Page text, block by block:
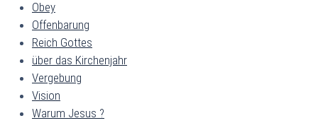
Obey
Offenbarung
Reich Gottes
über das Kirchenjahr
Vergebung
Vision
Warum Jesus ?